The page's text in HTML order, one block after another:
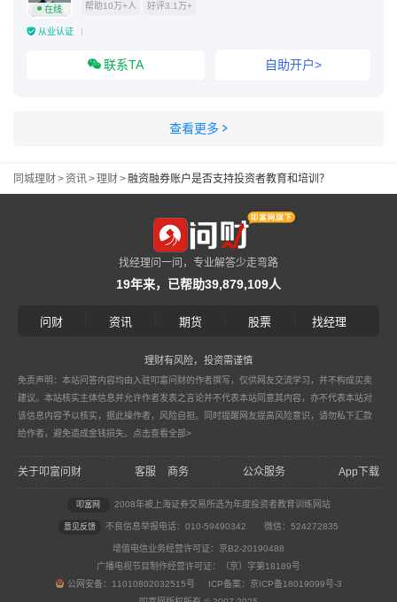
在线 帮助10万+人 好评3.1万+
从业认证
联系TA 自助开户>
查看更多
同城理财>资讯>理财>融资融券账户是否支持投资者教育和培训？
找经理问一问，专业解答少走弯路
19年来，已帮助39,879,109人
问财 资讯 期货 股票 找经理
理财有风险，投资需谨慎
免责声明：本站问答内容均由入驻叩富问财的作者撰写，仅供网友交流学习，并不构成买卖
建议。本站核实主体信息并允许作者发表之言论并不代表本站同意其内容，亦不代表本站对
该信息内容予以核实，据此操作者，风险自担。同时提醒网友提高风险意识，请勿私下汇款
给作者，避免造成金钱损失。 点击查看全部>
关于叩富问财 客服 商务 公众服务 App下载
叩富网 2008年被上海证券交易所选为年度投资者教育训练网站
意见反馈 不良信息举报电话：010-59490342 微信：524272835
增值电信业务经营许可证：京B2-20190488
广播电视节目制作经营许可证：（京）字第18189号
公网安备：11010802032515号 ICP备案：京ICP备18019099号-3